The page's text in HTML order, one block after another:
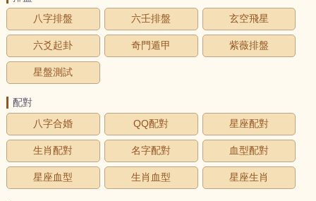
八字排盤
六壬排盤 玄空飛星
六爻起卦 奇門遁甲 紫薇排盤
星盤測試
配對
八字合婚
QQ配對 星座配對
生肖配對 名字配對 血型配對
星座血型 生肖血型 星座生肖